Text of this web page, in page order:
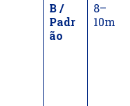
B /
Padr
ão
8–
10m